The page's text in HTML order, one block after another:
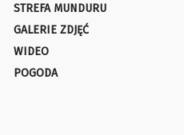
STREFA MUNDURU
GALERIE ZDJĘĆ
WIDEO
POGODA